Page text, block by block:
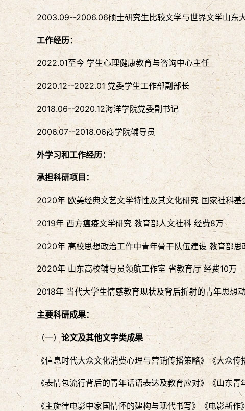
2003.09--2006.06硕士研究生比较文学与世界文学山东
工作经历：
2022.01至今 学生心理健康教育与咨询中心主任
2020.12--2022.01 党委学生工作部副部长
2018.06--2020.12海洋学院党委副书记
2006.07--2018.06商学院辅导员
外学习和工作经历：
承担科研项目 ：
2020年 欧美经典文艺文学特性及其文化研究 国家社科
2019年 西方瘟疫文学研究 教育部人文社科 经费8万
2020年 高校思想政治工作中青年骨干队伍建设 教育部
2020年 山东高校辅导员领航工作室 省教育厅 经费10万
2018年 当代大学生情感教育现状及背后折射的青年思想
主要科研成果：
（一）论文及其他文字类成果
《信息时代大众文化消费心理与营销传播策略》《大众
《表情包流行背后的青年话语表达及教育应对》《山东
《主旋律电影中家国情怀的建构与现代书写》《电影新作